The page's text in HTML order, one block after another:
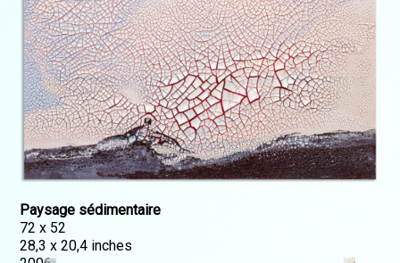
Career
Gallery
Photomontages
Contact
Downloads
Paysage sédimentaire
72 x 52
28,3 x 20,4 inches